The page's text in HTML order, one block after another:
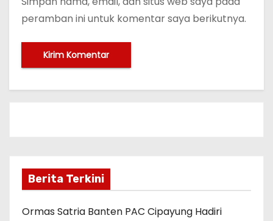
peramban ini untuk komentar saya berikutnya.
Berita Terkini
Ormas Satria Banten PAC Cipayung Hadiri